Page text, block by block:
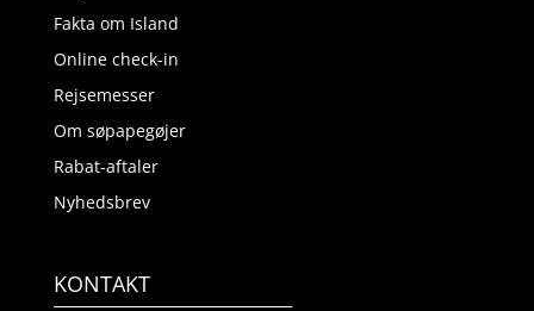
Fakta om Island
Online check-in
Rejsemesser
Om søpapegøjer
Rabat-aftaler
Nyhedsbrev
KONTAKT